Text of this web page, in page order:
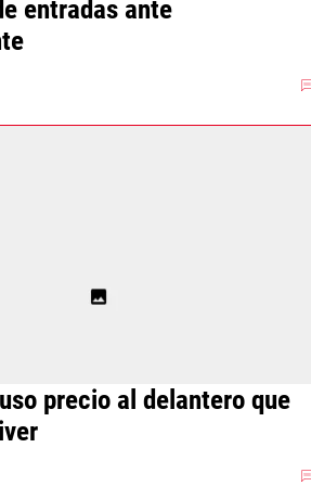
entradas ante
precio al delantero que